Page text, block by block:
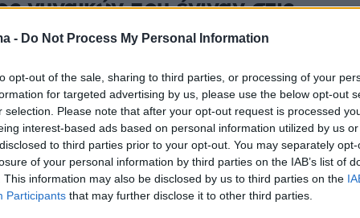
- Do Not Process My Personal Information
opt-out of the sale, sharing to third parties, or processing of your
for targeted advertising by us, please use the below opt-out
selection. Please note that after your opt-out request is processed
interest-based ads based on personal information utilized by us
to third parties prior to your opt-out. You may separately
of your personal information by third parties on the IAB’s list of
This information may also be disclosed by us to third parties on the
Participants that may further disclose it to other third parties.
γυναικών που έγιναν στις
1.289 ευρώ για φωτιές από
τσιγάρα σε Σέρρες και
1